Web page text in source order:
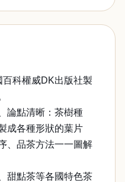
科權威DK出版社製
論點清晰：茶樹種
成各種形狀的葉片
、品茶方法一一圖解
甜點茶等各國特色茶